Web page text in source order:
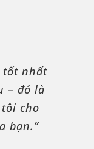
tốt nhất
– đó là
cho
bạn.”